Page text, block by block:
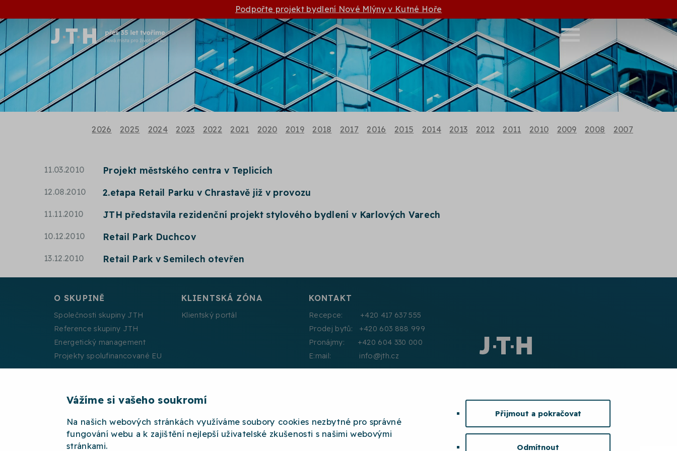
Vážíme si vašeho soukromí
Na našich webových stránkách využíváme soubory cookies nezbytné pro správné
fungování webu a k zajištění nejlepší uživatelské zkušenosti s našimi webovými
stránkami.
Přijmout a pokračovat
Odmítnout
Podpořte projekt bydlení Nové Mlýny v Kutné Hoře
2007
2008
2009
2010
2011
2012
2013
2014
2015
2016
2017
2018
2019
2020
2021
2022
2023
2024
2025
2026
11.03.2010 Projekt městského centra v Teplicích
12.08.2010 2.etapa Retail Parku v Chrastavě již v provozu
11.11.2010 JTH představila rezidenční projekt stylového bydlení v Karlových Varech
10.12.2010 Retail Park Duchcov
13.12.2010 Retail Park v Semilech otevřen
O SKUPINĚ
Společnosti skupiny JTH
Reference skupiny JTH
Energetický management
Projekty spolufinancované EU
KLIENTSKÁ ZÓNA
Klientský portál
KONTAKT
Recepce: +420 417 637 555
Prodej bytů: +420 603 888 999
Pronájmy: +420 604 330 000
E:mail: info@jth.cz